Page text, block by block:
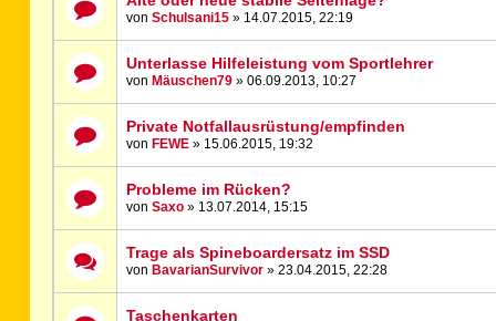
vonSchulsani15 » 14.07.2015, 22:19
Unterlasse Hilfeleistung vom Sportlehrer
von Mäuschen79 » 06.09.2013, 10:27
Private Notfallausrüstung/empfinden
von FEWE » 15.06.2015, 19:32
Probleme im Rücken?
vonSaxo » 13.07.2014, 15:15
Trage als Spineboardersatz im SSD
von BavarianSurvivor » 23.04.2015, 22:28
Taschenkarten